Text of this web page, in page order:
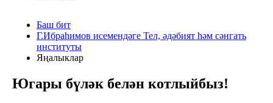
Баш бит
Г.Ибраһимов исемендәге Тел, әдәбият һәм сәнгать
институты
Яңалыклар
Югары бүләк белән котлыйбыз!